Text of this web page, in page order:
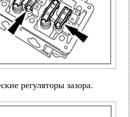
регуляторы зазора.